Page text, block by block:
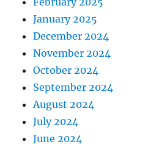
January 2025
December 2024
November 2024
October 2024
September 2024
August 2024
July 2024
June 2024